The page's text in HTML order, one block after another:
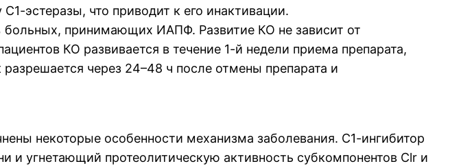
эстеразы, что приводит к его инактивации.
принимающих ИАПФ. Развитие КО не зависит от
КО развивается в течение 1-й недели приема препарата,
через 24–48 ч после отмены препарата и
некоторые особенности механизма заболевания. С1-ингибитор
и угнетающий протеолитическую активность субкомпонентов Clr и